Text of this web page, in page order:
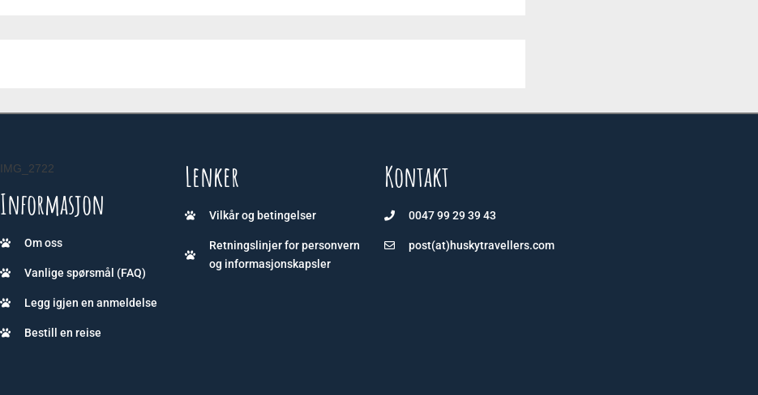
IMG_2722
Informasjon
Om oss
Vanlige spørsmål (FAQ)
Legg igjen en anmeldelse
Bestill en reise
Lenker
Vilkår og betingelser
Retningslinjer for personvern
og informasjonskapsler
Kontakt
0047 99 29 39 43
post(at)huskytravellers.com